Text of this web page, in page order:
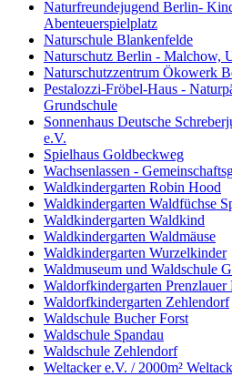
Naturfreundejugend Berlin-
Abenteuerspielplatz
Naturschule Blankenfelde
Naturschutz Berlin - Malchow,
Naturschutzzentrum Ökowerk
Pestalozzi-Fröbel-Haus -
Grundschule
Sonnenhaus Deutsche
e.V.
Spielhaus Goldbeckweg
Wachsenlassen -
Waldkindergarten Robin Hood
Waldkindergarten Waldfüchse
Waldkindergarten Waldkind
Waldkindergarten Waldmäuse
Waldkindergarten Wurzelkinder
Waldmuseum und Waldschule
Waldorfkindergarten Prenzlauer
Waldorfkindergarten Zehlendorf
Waldschule Bucher Forst
Waldschule Spandau
Waldschule Zehlendorf
Weltacker e.V. / 2000m²